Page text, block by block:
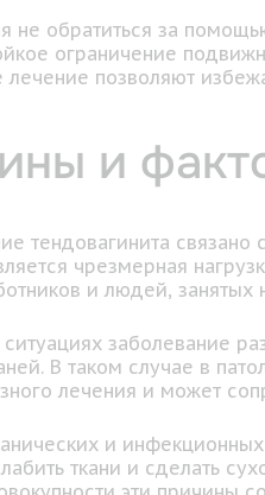
не обратиться за
ограничение
лечение позволяют
и
тендовагинита
чрезмерная
и людей, занятых
заболевание
В таком случае в
лечения и может
и инфекционных
ткани и сделать